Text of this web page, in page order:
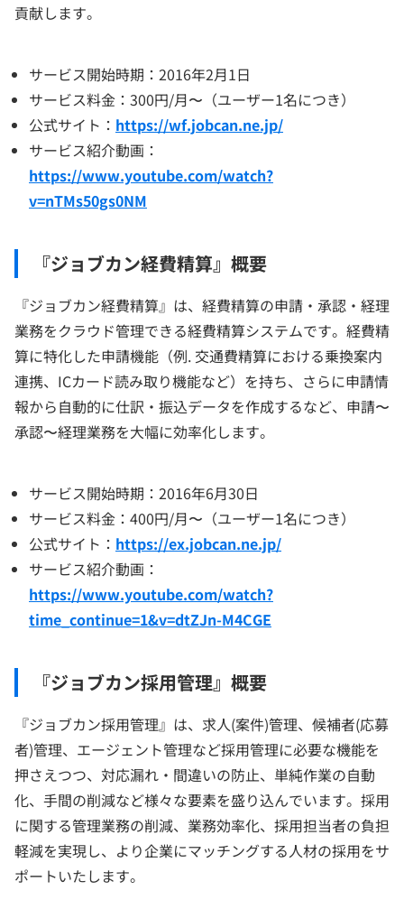
貢献します。
サービス開始時期：2016年2月1日
サービス料金：300円/月〜（ユーザー1名につき）
公式サイト： https://wf.jobcan.ne.jp/
サービス紹介動画：
https://www.youtube.com/watch?
v=nTMs50gs0NM
『ジョブカン経費精算』概要
『ジョブカン経費精算』は、経費精算の申請・承認・経理
業務をクラウド管理できる経費精算システムです。経費精
算に特化した申請機能（例. 交通費精算における乗換案内
連携、ICカード読み取り機能など）を持ち、さらに申請情
報から自動的に仕訳・振込データを作成するなど、申請〜
承認〜経理業務を大幅に効率化します。
サービス開始時期：2016年6月30日
サービス料金：400円/月〜（ユーザー1名につき）
公式サイト： https://ex.jobcan.ne.jp/
サービス紹介動画：
https://www.youtube.com/watch?
time_continue=1&v=dtZJn-M4CGE
『ジョブカン採用管理』概要
『ジョブカン採用管理』は、求人(案件)管理、候補者(応募
者)管理、エージェント管理など採用管理に必要な機能を
押さえつつ、対応漏れ・間違いの防止、単純作業の自動
化、手間の削減など様々な要素を盛り込んでいます。採用
に関する管理業務の削減、業務効率化、採用担当者の負担
軽減を実現し、より企業にマッチングする人材の採用をサ
ポートいたします。